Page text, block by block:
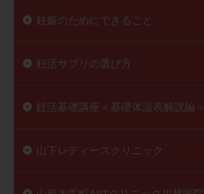
妊娠のためにできること
妊活サプリの選び方
妊活基礎講座＜基礎体温表解説編＞
山下レディースクリニック